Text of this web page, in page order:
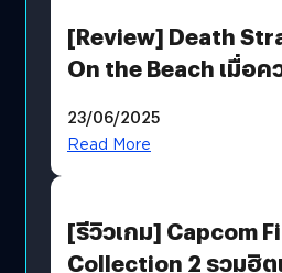
[Review] Death
On the Beach เมื่อ
พันธะสุดท้ายของมนุษย์
23/06/2025
Read More
[รีวิวเกม] Capcom
Collection 2 รวมฮิต